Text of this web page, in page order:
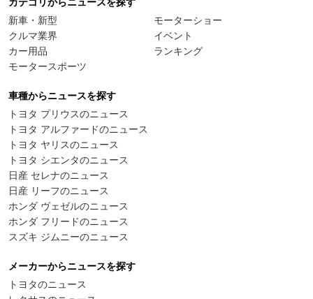
カテゴリからニュースを探す
新車・新型
クルマ業界
カー用品
モータースポーツ
モーターショー
イベント
ランキング
車種からニュースを探す
トヨタ プリウスのニュース
トヨタ アルファードのニュース
トヨタ ヤリスのニュース
トヨタ シエンタのニュース
日産 セレナのニュース
日産 リーフのニュース
ホンダ ヴェゼルのニュース
ホンダ フリードのニュース
スズキ ジムニーのニュース
メーカーからニュースを探す
トヨタのニュース